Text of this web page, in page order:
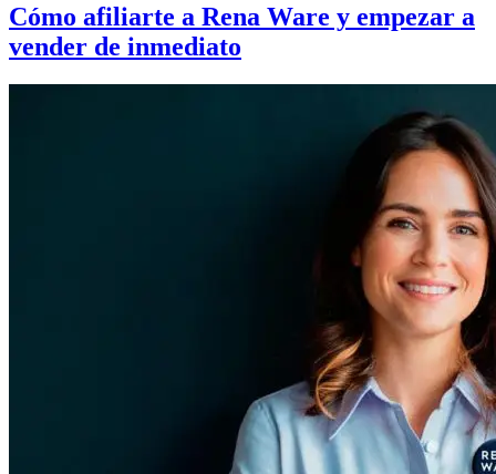
Cómo afiliarte a Rena Ware y empezar a
vender de inmediato